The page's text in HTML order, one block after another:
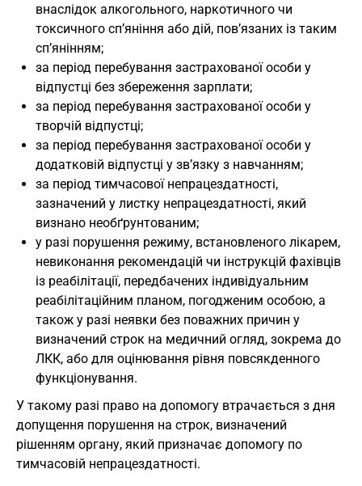
внаслідок алкогольного, наркотичного чи
токсичного сп’яніння або дій, пов’язаних із таким
сп’янінням;
за період перебування застрахованої особи у
відпустці без збереження зарплати;
за період перебування застрахованої особи у
творчій відпустці;
за період перебування застрахованої особи у
додатковій відпустці у зв’язку з навчанням;
за період тимчасової непрацездатності,
зазначений у листку непрацездатності, який
визнано необґрунтованим;
у разі порушення режиму, встановленого лікарем,
невиконання рекомендацій чи інструкцій фахівців
із реабілітації, передбачених індивідуальним
реабілітаційним планом, погодженим особою, а
також у разі неявки без поважних причин у
визначений строк на медичний огляд, зокрема до
ЛКК, або для оцінювання рівня повсякденного
функціонування.
У такому разі право на допомогу втрачається з дня
допущення порушення на строк, визначений
рішенням органу, який призначає допомогу по
тимчасовій непрацездатності.